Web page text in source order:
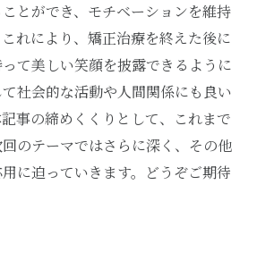
とができ、モチベーションを維持
れにより、矯正治療を終えた後に
て美しい笑顔を披露できるように
社会的な活動や人間関係にも良い
事の締めくくりとして、これまで
のテーマではさらに深く、その他
に迫っていきます。どうぞご期待